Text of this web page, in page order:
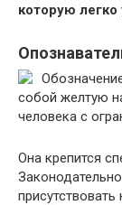
которую
собой желтую
человека с
Она крепится